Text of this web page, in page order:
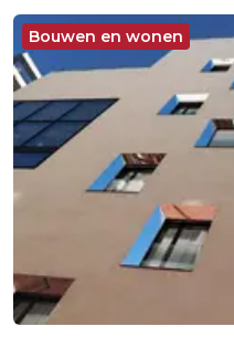
Bouwen en wonen